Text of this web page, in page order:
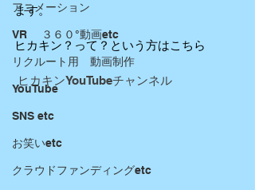
アニメーション
VR ３６０°動画etc
リクルート用 動画制作
YouTube
SNS etc
お笑いetc
クラウドファンディングetc
ます。
ヒカキン？って？という方はこちら
ヒカキンYouTubeチャンネル